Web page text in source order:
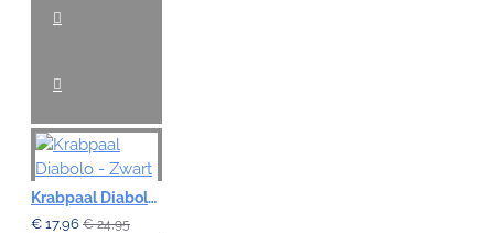
Krabpaal Diabolo - Zwart
€ 17,96 € 24,95